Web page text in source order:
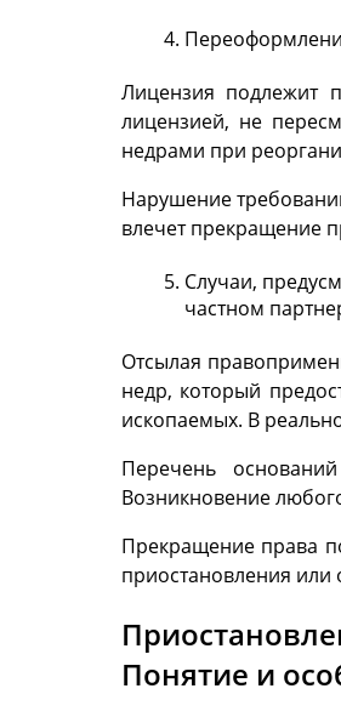
Лицензия подлежит
лицензией, не
недрами при
Нарушение
влечет прекращение
Случаи,
частном
Отсылая
недр, который
ископаемых. В
Перечень
Возникновение
Прекращение права
приостановления
Понятие и